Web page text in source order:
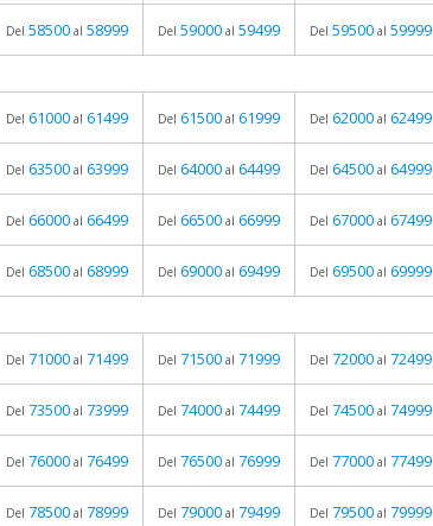
Del 58500 al 58999 Del 59000 al 59499 Del 59500 al 59999
Del 61000 al 61499 Del 61500 al 61999 Del 62000 al 62499
Del 63500 al 63999 Del 64000 al 64499 Del 64500 al 64999
Del 66000 al 66499 Del 66500 al 66999 Del 67000 al 67499
Del 68500 al 68999 Del 69000 al 69499 Del 69500 al 69999
Del 71000 al 71499 Del 71500 al 71999 Del 72000 al 72499
Del 73500 al 73999 Del 74000 al 74499 Del 74500 al 74999
Del 76000 al 76499 Del 76500 al 76999 Del 77000 al 77499
Del 78500 al 78999 Del 79000 al 79499 Del 79500 al 79999